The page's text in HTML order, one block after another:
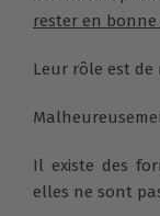
rester en
Leur rôle est
Il existe des
elles ne sont